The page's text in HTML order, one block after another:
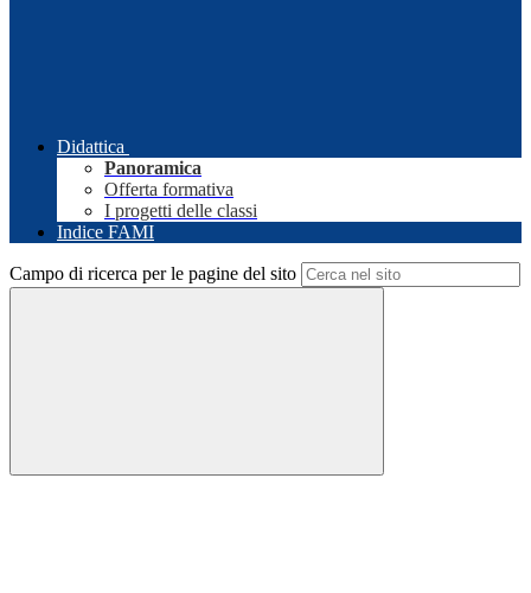
Didattica
Panoramica
Offerta formativa
I progetti delle classi
Indice FAMI
Campo di ricerca per le pagine del sito